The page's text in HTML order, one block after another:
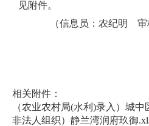
互动回应
见附件。
（信息员：农纪明
相关附件：
（农业农村局(水利)录入）城
非法人组织）静兰湾润府玖御